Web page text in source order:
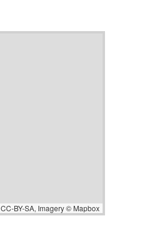
CC-BY-SA, Imagery © Mapbox